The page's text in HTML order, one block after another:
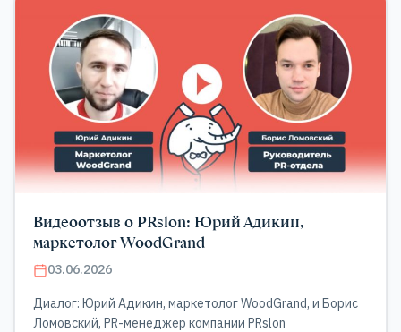
Видеоотзыв о PRslon: Юрий Адикин,
маркетолог WoodGrand
03.06.2026
Диалог: Юрий Адикин, маркетолог WoodGrand, и Борис
Ломовский, PR-менеджер компании PRslon